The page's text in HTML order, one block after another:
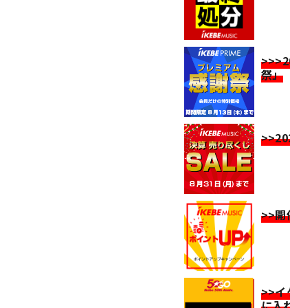
祭」
>>開
>>イ